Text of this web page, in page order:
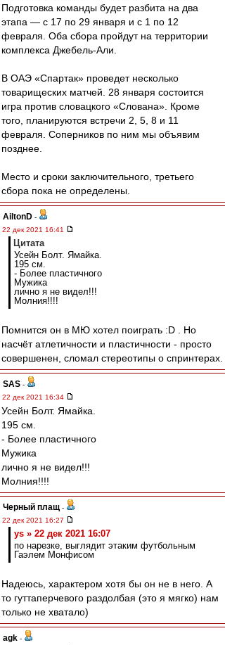
Подготовка команды будет разбита на два
этапа — с 17 по 29 января и с 1 по 12
февраля. Оба сбора пройдут на территории
комплекса Джебель-Али.
В ОАЭ «Спартак» проведет несколько
товарищеских матчей. 28 января состоится
игра против словацкого «Слована». Кроме
того, планируются встречи 2, 5, 8 и 11
февраля. Соперников по ним мы объявим
позднее.
Место и сроки заключительного, третьего
сбора пока не определены.
AiltonD -
22 дек 2021 16:41
Цитата
Усейн Болт. Ямайка.
195 см.
- Более пластичного
Мужика
лично я не видел!!!
Молния!!!!
Помнится он в МЮ хотел поиграть :D . Но
насчёт атлетичности и пластичности - просто
совершенен, сломал стереотипы о спринтерах.
SAS -
22 дек 2021 16:34
Усейн Болт. Ямайка.
195 см.
- Более пластичного
Мужика
лично я не видел!!!
Молния!!!!
Черный плащ -
22 дек 2021 16:27
ys » 22 дек 2021 16:07
по нарезке, выглядит этаким футбольным
Гаэлем Монфисом
Надеюсь, характером хотя бы он не в него. А
то гуттаперчевого раздолбая (это я мягко) нам
только не хватало)
agk -